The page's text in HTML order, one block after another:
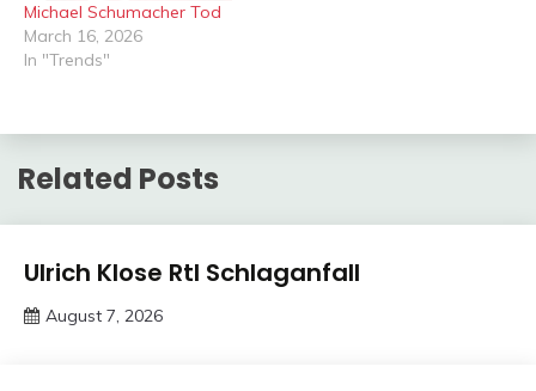
Michael Schumacher Tod
March 16, 2026
In "Trends"
Related Posts
Trends
Ulrich Klose Rtl Schlaganfall
August 7, 2026